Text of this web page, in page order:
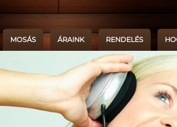
MOSÁS ÁRAINK RENDELÉS